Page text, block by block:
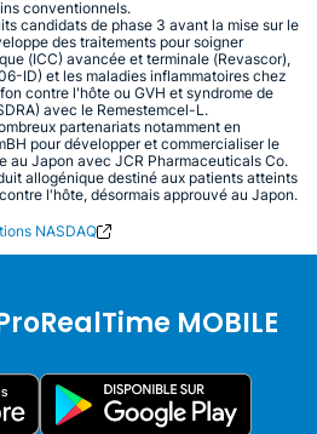
conventionnels.
candidats de phase 3 avant la mise sur le
des traitements pour soigner
(ICC) avancée et terminale (Revascor),
ID) et les maladies inflammatoires chez
contre l'hôte ou GVH et syndrome de
avec le Remestemcel-L.
partenariats notamment en
pour développer et commercialiser le
Japon avec JCR Pharmaceuticals Co.
allogénique destiné aux patients atteints
l'hôte, désormais approuvé au Japon.
NASDAQ
MOBILE